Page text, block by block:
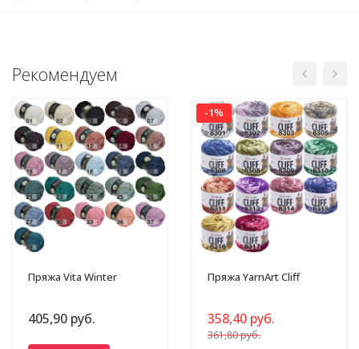
Рекомендуем
Пряжа Vita Winter
405,90 руб.
-1%
Пряжа YarnArt Cliff
358,40 руб.
361,80 руб.